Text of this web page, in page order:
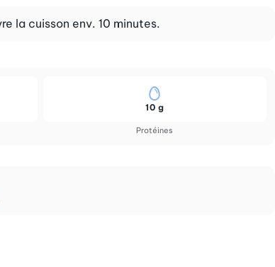
la cuisson env. 10 minutes.
Protéines
10 g